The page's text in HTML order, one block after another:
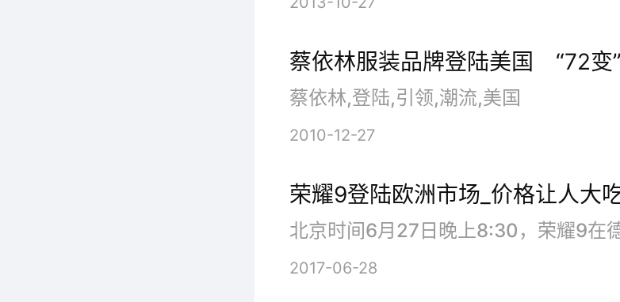
挺。现在下一步自然是为电影
备。这些电影制作人一直在推
门设计的专业级别VR相机令我
Jaunt尚未公布设备的零售
蔡依林服装品牌登陆美国 “72变
蔡依林,登陆,引领,潮流,美国
2010-12-27
荣耀9登陆欧洲市场_价格让人大
2017-06-28